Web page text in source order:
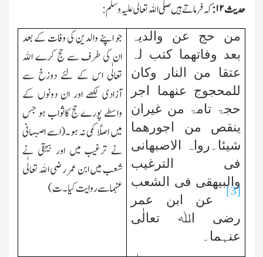
حدیث۱۲: کہ فرماتے ہیں صلی اﷲ تعالٰی علیہ وسلم:
من حج عن والدیہ
بعد وفاتھما کتب لہ
عتقا من النار وکان
للمحجوج عنھما اجر
حجۃ تامۃ من غیران
ینقص من اجورھما
شیئا۔رواہ الاصبھانی
فی الترغیب
والبیھقی فی الشعب
[3]
عن ابن عمر
رضی اﷲ تعالٰی
عنہما۔
جو اپنے والدین کی وفات کے بعد
ان کی طرف سے حج کرے اﷲ
تعالٰی اس کے لئے دوزخ سے
آزادی لکھے اور ان دونوں کے
واسطے پورے حج کاثواب ہو جس
میں اصلًا کمی نہ ہو۔(اسے اصبہانی
نے ترغیب میں اور بیہقی نے
شعب میں ابن عمر رضی اﷲ تعالٰی
عنہما سے روایت کیا۔ت)